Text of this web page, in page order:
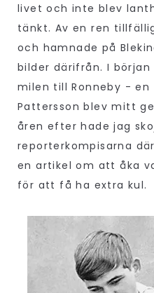
livet och inte blev
tänkt. Av en ren
och hamnade på
bilder därifrån. I
milen till Ronneby - en
Pattersson blev mitt
åren efter hade jag
reporterkompisarna
en artikel om att åka
för att få ha extra kul.